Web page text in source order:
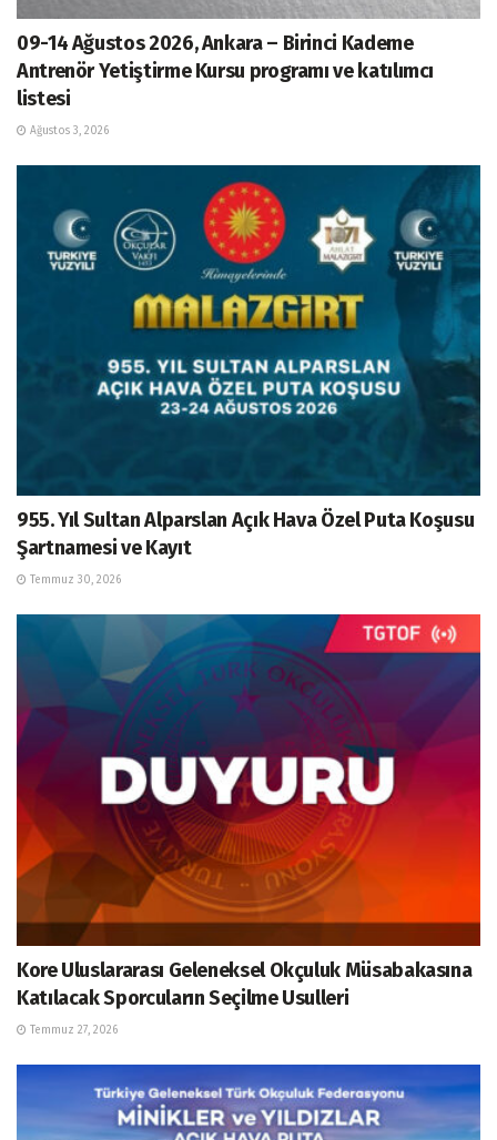
09-14 Ağustos 2026, Ankara – Birinci Kademe
Antrenör Yetiştirme Kursu programı ve katılımcı
listesi
Ağustos 3, 2026
955. Yıl Sultan Alparslan Açık Hava Özel Puta Koşusu
Şartnamesi ve Kayıt
Temmuz 30, 2026
Kore Uluslararası Geleneksel Okçuluk Müsabakasına
Katılacak Sporcuların Seçilme Usulleri
Temmuz 27, 2026